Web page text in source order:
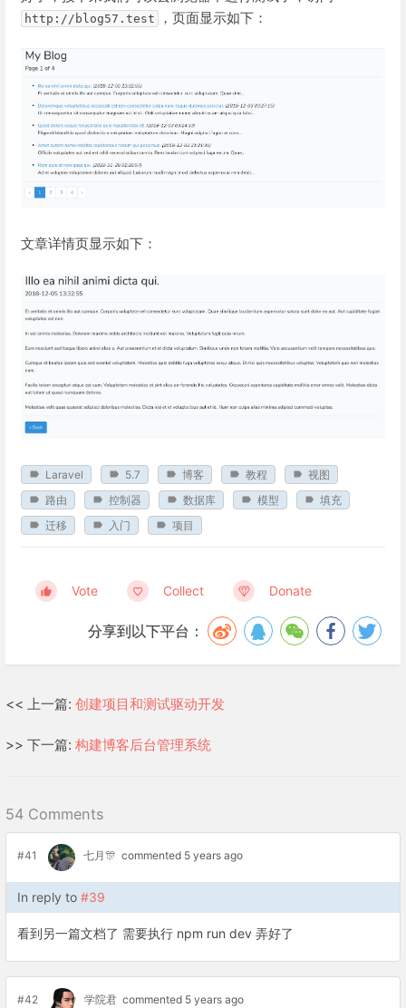
http://blog57.test ，页面显示如下：
文章详情页显示如下：
Laravel 5.7 博客 教程
视图
路由
控制器 数据库 模型
填充
迁移
入门 项目
Vote Collect Donate
分享到以下平台：
<< 上一篇: 创建项目和测试驱动开发
>> 下一篇: 构建博客后台管理系统
54 Comments
#41 七月🎊 commented 5 years ago
In reply to #39
看到另一篇文档了 需要执行 npm run dev 弄好了
#42 学院君 commented 5 years ago